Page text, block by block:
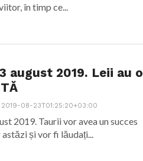
în timp ce...
august 2019. Leii au o
2019-08-23T01:25:20+03:00
2019. Taurii vor avea un succes
și vor fi lăudați...